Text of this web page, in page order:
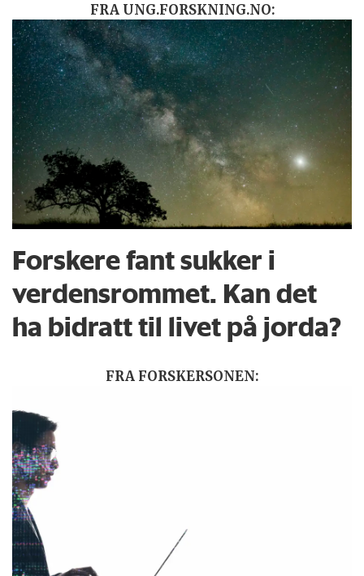
FRA UNG.FORSKNING.NO:
Forskere fant sukker i
verdensrommet. Kan det
ha bidratt til livet på jorda?
FRA FORSKERSONEN: